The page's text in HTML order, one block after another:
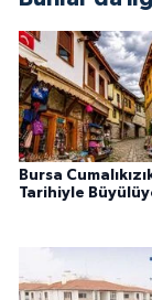
Bursa
Tarihiyle